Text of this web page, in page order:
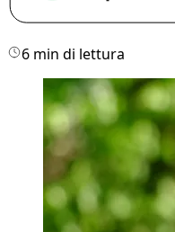
6 min di lettura